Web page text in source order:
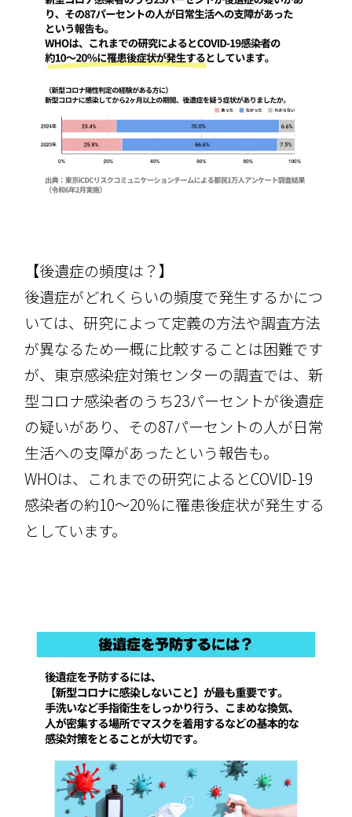
【後遺症の頻度は？】
後遺症がどれくらいの頻度で発生するかにつ
いては、研究によって定義の方法や調査方法
が異なるため一概に比較することは困難です
が、東京感染症対策センターの調査では、新
型コロナ感染者のうち23パーセントが後遺症
の疑いがあり、その87パーセントの人が日常
生活への支障があったという報告も。
WHOは、これまでの研究によるとCOVID-19
感染者の約10～20％に罹患後症状が発生する
としています。